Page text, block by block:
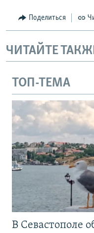
Поделиться
ЧИТАЙТЕ
ТОП-ТЕМА
В Севастополе